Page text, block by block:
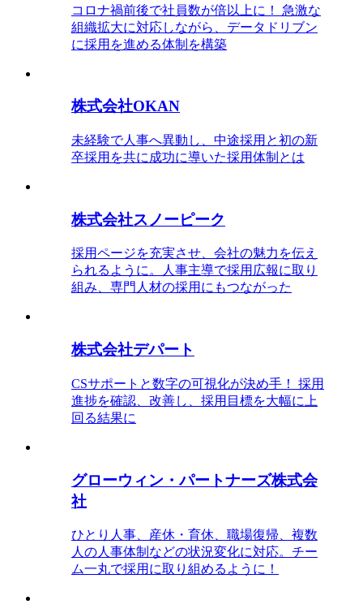
コロナ禍前後で社員数が倍以上に！ 急激な
組織拡大に対応しながら、データドリブン
に採用を進める体制を構築
株式会社OKAN
未経験で人事へ異動し、中途採用と初の新
卒採用を共に成功に導いた採用体制とは
株式会社スノーピーク
採用ページを充実させ、会社の魅力を伝え
られるように。人事主導で採用広報に取り
組み、専門人材の採用にもつながった
株式会社デパート
CSサポートと数字の可視化が決め手！ 採用
進捗を確認、改善し、採用目標を大幅に上
回る結果に
グローウィン・パートナーズ株式会
社
ひとり人事、産休・育休、職場復帰、複数
人の人事体制などの状況変化に対応。チー
ム一丸で採用に取り組めるように！